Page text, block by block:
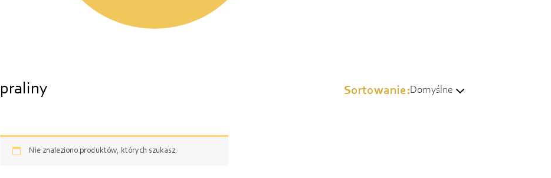
praliny Sortowanie:Domyślne
Nie znaleziono produktów, których szukasz.